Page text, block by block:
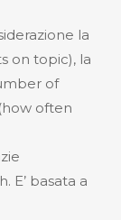
la
on topic), la
of
often
E’ basata a